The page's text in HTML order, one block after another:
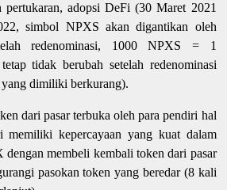
pertukaran, adopsi DeFi (30 Maret 2021
simbol NPXS akan digantikan oleh
redenominasi, 1000 NPXS = 1
tidak berubah setelah redenominasi
dimiliki berkurang).
dari pasar terbuka oleh para pendiri hal
memiliki kepercayaan yang kuat dalam
dengan membeli kembali token dari pasar
pasokan token yang beredar (8 kali